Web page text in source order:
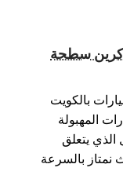
/ ونش كرين سطحة
بالكويت
المهبولة
يتعلق
بالسرعة